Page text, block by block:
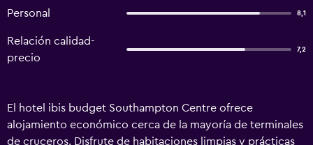
Personal 8,1
Relación calidad-
precio
7,2
El hotel ibis budget Southampton Centre ofrece
alojamiento económico cerca de la mayoría de terminales
de cruceros. Disfrute de habitaciones limpias y prácticas